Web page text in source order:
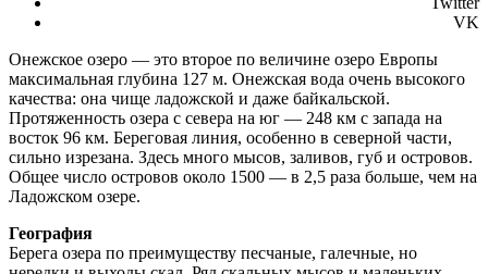
VK
Онежское озеро — это второе по величине озеро Европы
максимальная глубина 127 м. Онежская вода очень высокого
качества: она чище ладожской и даже байкальской.
Протяженность озера с севера на юг — 248 км с запада на
восток 96 км. Береговая линия, особенно в северной части,
сильно изрезана. Здесь много мысов, заливов, губ и островов.
Общее число островов около 1500 — в 2,5 раза больше, чем на
Ладожском озере.
География
Берега озера по преимуществу песчаные, галечные, но